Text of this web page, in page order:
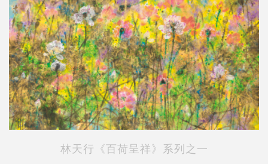
林天行《百荷呈祥》系列之一